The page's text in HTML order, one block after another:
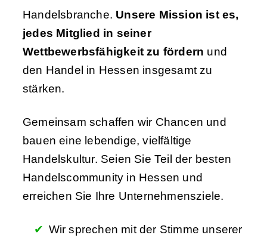
Handelsbranche. Unsere Mission ist es,
jedes Mitglied in seiner
Wettbewerbsfähigkeit zu fördern und
den Handel in Hessen insgesamt zu
stärken.
Gemeinsam schaffen wir Chancen und
bauen eine lebendige, vielfältige
Handelskultur. Seien Sie Teil der besten
Handelscommunity in Hessen und
erreichen Sie Ihre Unternehmensziele.
Wir sprechen mit der Stimme unserer